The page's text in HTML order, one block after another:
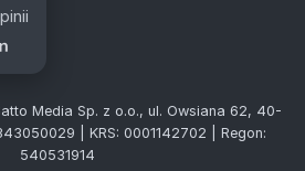
Media Sp. z o.o., ul. Owsiana 62, 40-
| KRS: 0001142702 | Regon:
540531914